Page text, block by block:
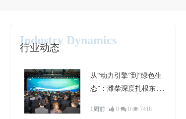
从“动力引擎”到“绿色生
态”：潍柴深度扎根东南
1周前 0 0 7418
Industry Dynamics
行业动态